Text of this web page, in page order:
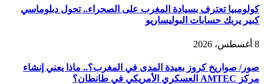
كولومبيا تعترف بسيادة المغرب على الصحراء.. تحول دبلوماسي
كبير يربك حسابات البوليساريو
8 أغسطس، 2026
صور/ صواريخ كروز بعيدة المدى في المغرب؟.. ماذا يعني إنشاء
مركز AMTEC العسكري الأمريكي في طانطان؟